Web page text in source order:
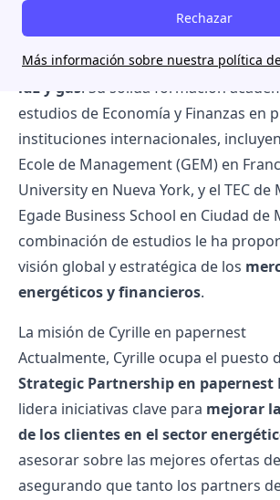
Rechazar
Más información sobre nuestra política
Cyrille Torres
, nacido en 1995, es un
destacado en el sector energético,
gestión y asesoramiento de
luz y gas. Su sólida formación
estudios de Economía y Finanzas en
instituciones internacionales,
Ecole de Management (GEM) en
University en Nueva York, y el TEC
Egade Business School en Ciudad de
combinación de estudios le ha
visión global y estratégica de los
energéticos y financieros.
La misión de Cyrille en papernest
Actualmente, Cyrille ocupa el puesto
Strategic Partnership en papernest
lidera iniciativas clave para mejorar
de los clientes en el sector
asesorar sobre las mejores ofertas
asegurando que tanto los partners